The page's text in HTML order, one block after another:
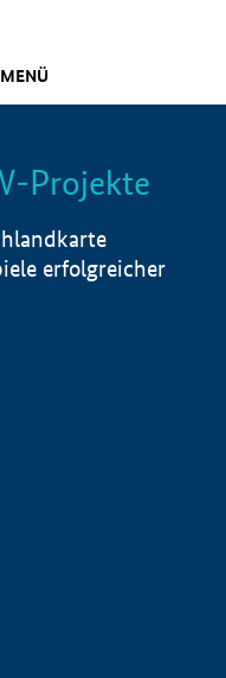
MENÜ
Info
Projekte
erfolgreicher